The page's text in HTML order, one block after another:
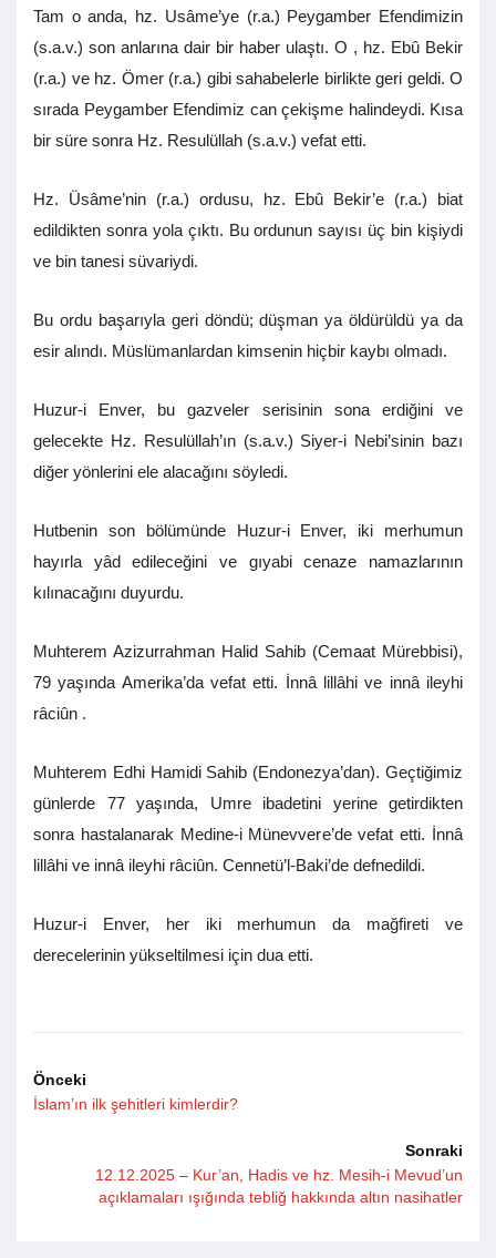
Tam o anda, hz. Usâme’ye (r.a.) Peygamber Efendimizin
(s.a.v.) son anlarına dair bir haber ulaştı. O , hz. Ebû Bekir
(r.a.) ve hz. Ömer (r.a.) gibi sahabelerle birlikte geri geldi. O
sırada Peygamber Efendimiz can çekişme halindeydi. Kısa
bir süre sonra Hz. Resulüllah (s.a.v.) vefat etti.
Hz. Üsâme’nin (r.a.) ordusu, hz. Ebû Bekir’e (r.a.) biat
edildikten sonra yola çıktı. Bu ordunun sayısı üç bin kişiydi
ve bin tanesi süvariydi.
Bu ordu başarıyla geri döndü; düşman ya öldürüldü ya da
esir alındı. Müslümanlardan kimsenin hiçbir kaybı olmadı.
Huzur-i Enver, bu gazveler serisinin sona erdiğini ve
gelecekte Hz. Resulüllah’ın (s.a.v.) Siyer-i Nebi’sinin bazı
diğer yönlerini ele alacağını söyledi.
Hutbenin son bölümünde Huzur-i Enver, iki merhumun
hayırla yâd edileceğini ve gıyabi cenaze namazlarının
kılınacağını duyurdu.
Muhterem Azizurrahman Halid Sahib (Cemaat Mürebbisi),
79 yaşında Amerika’da vefat etti. İnnâ lillâhi ve innâ ileyhi
râciûn .
Muhterem Edhi Hamidi Sahib (Endonezya’dan). Geçtiğimiz
günlerde 77 yaşında, Umre ibadetini yerine getirdikten
sonra hastalanarak Medine-i Münevvere’de vefat etti. İnnâ
lillâhi ve innâ ileyhi râciûn. Cennetü’l-Baki’de defnedildi.
Huzur-i Enver, her iki merhumun da mağfireti ve
derecelerinin yükseltilmesi için dua etti.
Önceki
İslam’ın ilk şehitleri kimlerdir?
Sonraki
12.12.2025 – Kur’an, Hadis ve hz. Mesih-i Mevud’un
açıklamaları ışığında tebliğ hakkında altın nasihatler